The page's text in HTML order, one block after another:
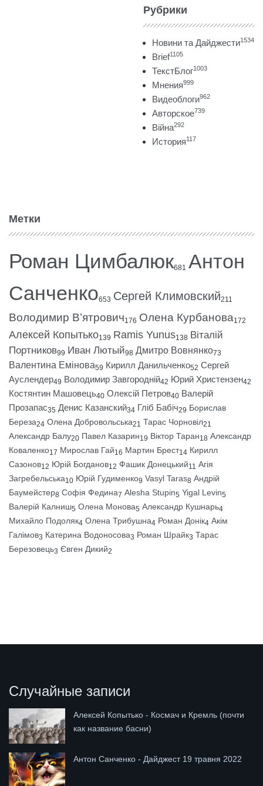
Рубрики
Новини та Дайджести1534
Brief1105
ТекстБлог1003
Мнения999
Видеоблоги962
Авторское739
Війна292
История117
Метки
Роман Цимбалюк681 Антон
Санченко653 Сергей Климовский211
Володимир В’ятрович176 Олена Курбанова172
Алексей Копытько139 Ramis Yunus138 Віталій
Портников99 Иван Лютый98 Дмитро Вовнянко73
Валентина Емінова59 Кирилл Данильченко52 Сергей
Ауслендер49 Володимир Завгородній42 Юрий Христензен42
Костянтин Машовець40 Олексій Петров40 Валерій
Прозапас35 Денис Казанский34 Гліб Бабіч29 Борислав
Береза24 Олена Добровольська21 Тарас Чорновіл21
Александр Балу20 Павел Казарин19 Віктор Таран18 Александр
Коваленко17 Мирослав Гай16 Мартин Брест14 Кирилл
Сазонов12 Юрій Богданов12 Фашик Донецький11 Агія
Загребельська10 Юрій Гудименко9 Vasyl Taras8 Андрій
Баумейстер8 Софія Федина7 Alesha Stupin5 Yigal Levin5
Валерій Калниш5 Олена Монова5 Александр Кушнарь4
Михайло Подоляк4 Олена Трибушна4 Роман Донік4 Акім
Галімов3 Катерина Водоносова3 Роман Шрайк3 Тарас
Березовець3 Євген Дикий2
Случайные записи
Алексей Копытько - Космач и Кремль (почти
как название басни)
Антон Санченко - Дайджест 19 травня 2022